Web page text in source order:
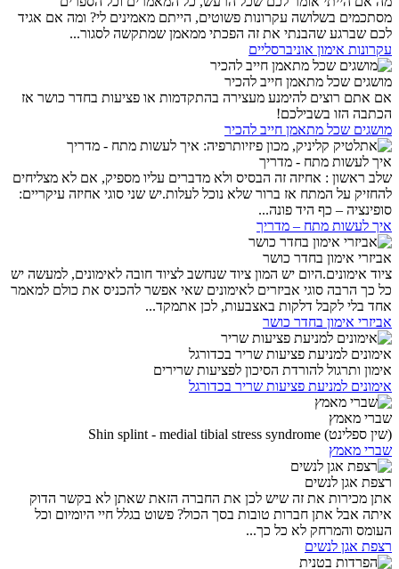
מסתכמים בשלושה עקרונות פשוטים, הייתם מאמינים לי? ומה אם אגיד
לכם שברגע שהבנתי את זה הפכתי ממאמן שמתקשה לסגור...
עקרונות אימון אוניברסליים
מושגים שכל מתאמן חייב להכיר
אם אתם רוצים להימנע מעצירה בהתקדמות או פציעות בחדר כושר אז
הכתבה הזו בשבילכם!
מושגים שכל מתאמן חייב להכיר
איך לעשות מתח - מדריך
שלב ראשון : אחיזה זה הבסיס ולא מדברים עליו מספיק, אם לא מצליחים
להחזיק על המתח אז ברור שלא נוכל לעלות.יש שני סוגי אחיזה עיקריים:
סופינציה – כף היד פונה...
איך לעשות מתח – מדריך
אביזרי אימון בחדר כושר
ציוד אימונים.היום יש המון ציוד שנחשב לציוד חובה לאימונים, למעשה יש
כל כך הרבה סוגי אביזרים לאימונים שאי אפשר להכניס את כולם למאמר
אחד בלי לקבל דלקות באצבעות, לכן אתמקד...
אביזרי אימון בחדר כושר
אימונים למניעת פציעות שריר בכדורגל
אימון ותרגול להורדת הסיכון לפציעות שרירים
אימונים למניעת פציעות שריר בכדורגל
שברי מאמץ
(שין ספלינט) Shin splint - medial tibial stress syndrome
שברי מאמץ
רצפת אגן לנשים
אתן מכירות את זה שיש לכן את החברה הזאת שאתן לא בקשר הדוק
איתה אבל אתן חברות טובות בסך הכול? פשוט בגלל חיי היומיום וכל
העומס והמרחק לא כל כך...
רצפת אגן לנשים